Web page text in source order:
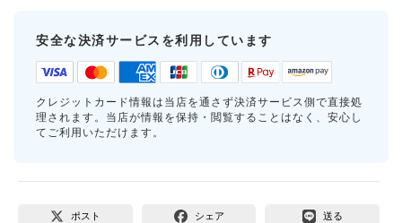
安全な決済サービスを利用しています
クレジットカード情報は当店を通さず決済サービス側で直接処
理されます。当店が情報を保持・閲覧することはなく、安心し
てご利用いただけます。
ポスト シェア 送る